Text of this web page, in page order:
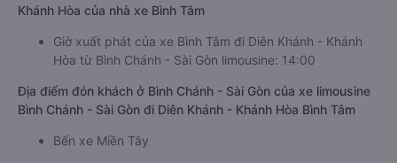
Khánh Hòa của nhà xe Bình Tâm
Giờ xuất phát của xe Bình Tâm đi Diên Khánh - Khánh
Hòa từ Bình Chánh - Sài Gòn limousine: 14:00
Địa điểm đón khách ở Bình Chánh - Sài Gòn của xe limousine
Bình Chánh - Sài Gòn đi Diên Khánh - Khánh Hòa Bình Tâm
Bến xe Miền Tây